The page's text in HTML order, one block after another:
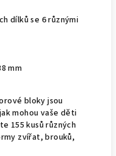
dílků se 6 různými
mm
bloky jsou
mohou vaše děti
155 kusů různých
zvířat, brouků,